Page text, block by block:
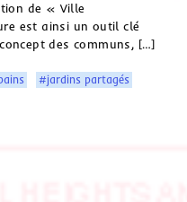
de « Ville
est ainsi un outil clé
des communs, […]
#jardins partagés